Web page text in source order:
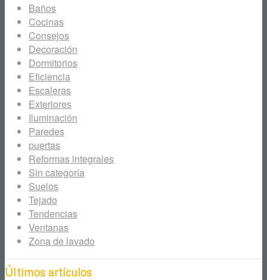
Baños
Cocinas
Consejos
Decoración
Dormitorios
Eficiencia
Escaleras
Exteriores
Iluminación
Paredes
puertas
Reformas integrales
Sin categoría
Suelos
Tejado
Tendencias
Ventanas
Zona de lavado
Últimos artículos